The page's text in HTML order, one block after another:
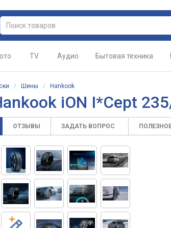
TV Аудио Бытовая техника
/ Шины / Hankook
iON I*Cept
ОТЗЫВЫ ЗАДАТЬ ВОПРОС